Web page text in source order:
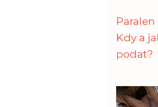
Kdy a
podat?